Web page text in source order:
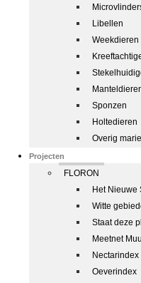
Libellen
Weekdieren
Sponzen
Holtedieren
Overig
Projecten
FLORON
Het Nieuwe
Witte
Staat deze
Meetnet
Nectarindex
Oeverindex